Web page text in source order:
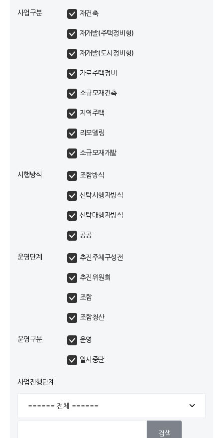
사업구분 재건축
재개발(주택정비형)
재개발(도시정비형)
가로주택정비
소규모재건축
지역주택
리모델링
소규모재개발
시행방식 조합방식
신탁시행자방식
신탁대행자방식
공공
운영단계 추진주체구성전
추진위원회
조합
조합청산
운영구분 운영
일시중단
사업진행단계
검색